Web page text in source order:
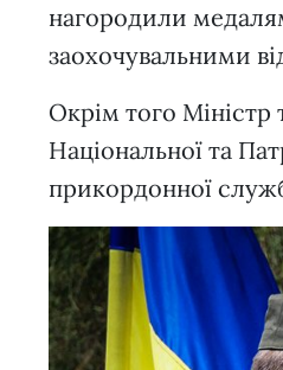
нагородили
заохочувальними
Окрім того
Національної та
прикордонної